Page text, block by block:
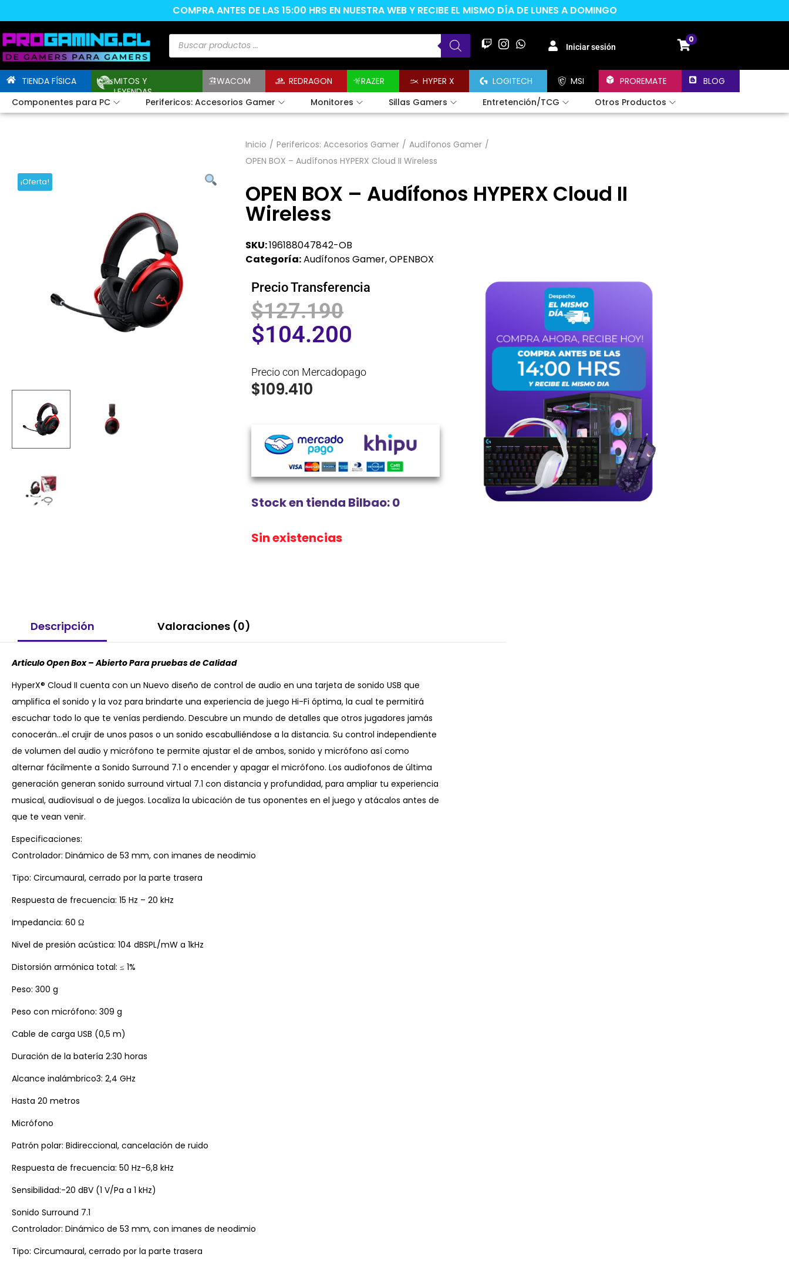
COMPRA ANTES DE LAS 15:00 HRS EN NUESTRA WEB Y RECIBE EL MISMO DÍA DE LUNES A DOMINGO
Iniciar sesión
0
TIENDA FÍSICA
MITOS Y
LEYENDAS
WACOM REDRAGON RAZER HYPER X LOGITECH MSI PROREMATE
BLOG
Componentes para PC
Perifericos: Accesorios Gamer Monitores Sillas Gamers Entretención/TCG Otros Productos
¡Oferta!
Inicio / Perifericos: Accesorios Gamer / Audífonos Gamer /
OPEN BOX – Audífonos HYPERX Cloud II Wireless
OPEN BOX – Audífonos HYPERX Cloud II
Wireless
SKU:196188047842-OB
Categoría:Audífonos Gamer,OPENBOX
Precio Transferencia
$127.190
$104.200
Precio con Mercadopago
$109.410
Stock en tienda Bilbao: 0
Sin existencias
Descripción Valoraciones (0)
Articulo Open Box – Abierto Para pruebas de Calidad
HyperX® Cloud II cuenta con un Nuevo diseño de control de audio en una tarjeta de sonido USB que
amplifica el sonido y la voz para brindarte una experiencia de juego Hi-Fi óptima, la cual te permitirá
escuchar todo lo que te venías perdiendo. Descubre un mundo de detalles que otros jugadores jamás
conocerán…el crujir de unos pasos o un sonido escabulliéndose a la distancia. Su control independiente
de volumen del audio y micrófono te permite ajustar el de ambos, sonido y micrófono así como
alternar fácilmente a Sonido Surround 7.1 o encender y apagar el micrófono. Los audiofonos de última
generación generan sonido surround virtual 7.1 con distancia y profundidad, para ampliar tu experiencia
musical, audiovisual o de juegos. Localiza la ubicación de tus oponentes en el juego y atácalos antes de
que te vean venir.
Especificaciones:
Controlador: Dinámico de 53 mm, con imanes de neodimio
Tipo: Circumaural, cerrado por la parte trasera
Respuesta de frecuencia: 15 Hz – 20 kHz
Impedancia: 60 Ω
Nivel de presión acústica: 104 dBSPL/mW a 1kHz
Distorsión armónica total: ≤ 1%
Peso: 300 g
Peso con micrófono: 309 g
Cable de carga USB (0,5 m)
Duración de la batería 2:30 horas
Alcance inalámbrico3: 2,4 GHz
Hasta 20 metros
Micrófono
Patrón polar: Bidireccional, cancelación de ruido
Respuesta de frecuencia: 50 Hz-6,8 kHz
Sensibilidad:-20 dBV (1 V/Pa a 1 kHz)
Sonido Surround 7.1
Controlador: Dinámico de 53 mm, con imanes de neodimio
Tipo: Circumaural, cerrado por la parte trasera